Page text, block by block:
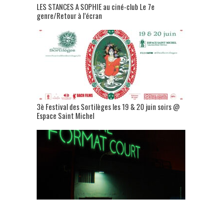
LES STANCES A SOPHIE au ciné-club Le 7e
genre/Retour à l’écran
3è Festival des Sortilèges les 19 & 20 juin soirs @
Espace Saint Michel